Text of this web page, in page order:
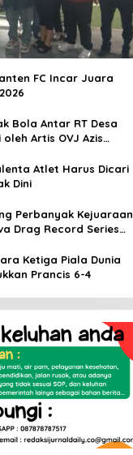
FC Incar Juara
Bola Antar RT Desa
Artis OVJ Azis
Atlet Harus Dicari
Dini
Perbanyak Kejuaraan
Drag Record Series
Ketiga Piala Dunia
Prancis 6-4